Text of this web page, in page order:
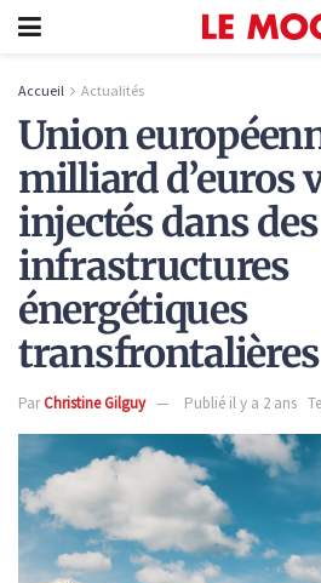
Accueil Actualités
Union
milliard d’euros
injectés dans des
infrastructures
énergétiques
transfrontalières
ParChristine Gilguy Publié il y a 2 ans